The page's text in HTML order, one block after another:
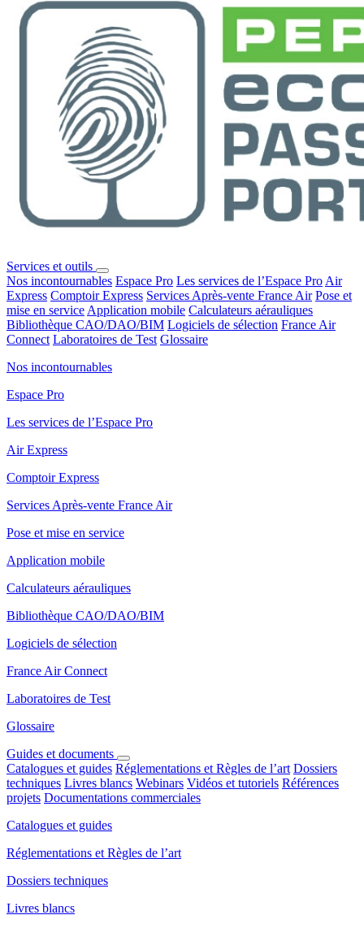
Services et outils
Nos incontournables Espace Pro Les services de l’Espace Pro Air
Express Comptoir Express Services Après-vente France Air Pose et
mise en service Application mobile Calculateurs aérauliques
Bibliothèque CAO/DAO/BIM Logiciels de sélection France Air
Connect Laboratoires de Test Glossaire
Nos incontournables
Espace Pro
Les services de l’Espace Pro
Air Express
Comptoir Express
Services Après-vente France Air
Pose et mise en service
Application mobile
Calculateurs aérauliques
Bibliothèque CAO/DAO/BIM
Logiciels de sélection
France Air Connect
Laboratoires de Test
Glossaire
Guides et documents
Catalogues et guides Réglementations et Règles de l’art Dossiers
techniques Livres blancs Webinars Vidéos et tutoriels Références
projets Documentations commerciales
Catalogues et guides
Réglementations et Règles de l’art
Dossiers techniques
Livres blancs